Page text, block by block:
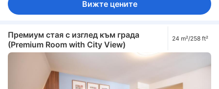
Вижте цените
Премиум стая с изглед към града
(Premium Room with City View)
24 m²/258 ft²